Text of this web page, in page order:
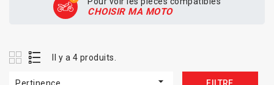
CHOISIR MA MOTO
Il y a 4 produits.
